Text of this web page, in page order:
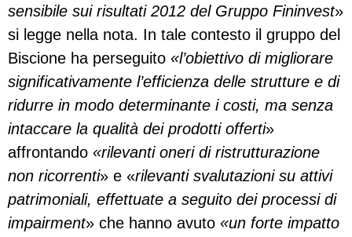
sensibile sui risultati 2012 del Gruppo Fininvest»
si legge nella nota. In tale contesto il gruppo del
Biscione ha perseguito «l’obiettivo di migliorare
significativamente l’efficienza delle strutture e di
ridurre in modo determinante i costi, ma senza
intaccare la qualità dei prodotti offerti»
affrontando «rilevanti oneri di ristrutturazione
non ricorrenti» e «rilevanti svalutazioni su attivi
patrimoniali, effettuate a seguito dei processi di
impairment» che hanno avuto «un forte impatto